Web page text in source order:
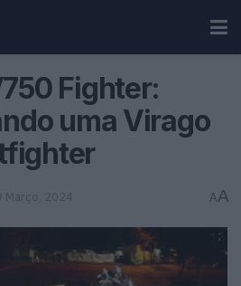
Fighter:
uma Virago
Março, 2024 AA